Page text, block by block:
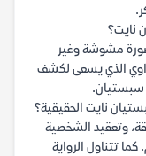
نايت؟
صورة مشوشة وغير
الذي يسعى لكشف
سبستيان.
نايت الحقيقية؟
وتعقيد الشخصية
تتناول الرواية